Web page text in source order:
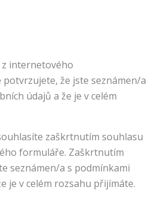
internetového
že jste seznámen/a
údajů a že je v celém
zaškrtnutím souhlasu
formuláře. Zaškrtnutím
seznámen/a s podmínkami
je v celém rozsahu přijímáte.